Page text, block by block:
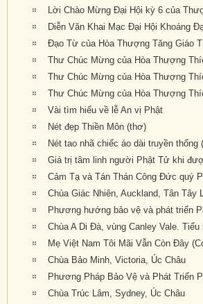
Vài tìm hiểu về lễ An vị Phật
Nét đẹp Thiền Môn (thơ)
Chùa Giác Nhiên, Auckland, Tân Tây
Chùa Bảo Minh, Victoria, Úc Châu
Phương Pháp Bảo Vệ và Phát Triển
Chùa Trúc Lâm, Sydney, Úc Châu